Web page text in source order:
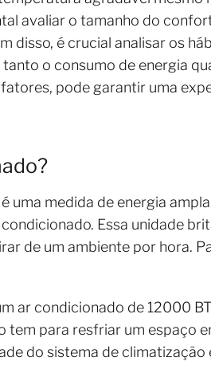
avaliar o tamanho do
disso, é crucial analisar os
o consumo de energia
pode garantir uma
uma medida de energia
Essa unidade
de um ambiente por hora.
ar condicionado de 12000
para resfriar um espaço
do sistema de